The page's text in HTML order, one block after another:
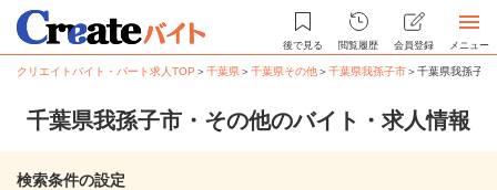
後で見る 閲覧履歴 会員登録 メニュー
クリエイトバイト・パート求人TOP ＞千葉県＞千葉県その他＞千葉県我孫子市＞千葉県我孫子
千葉県我孫子市・その他のバイト・求人情報
検索条件の設定